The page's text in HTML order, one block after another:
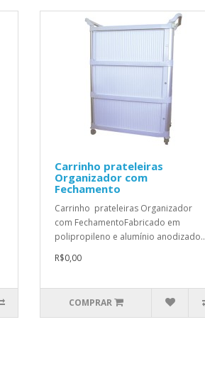
Carrinho prateleiras
Organizador com
Fechamento
Carrinho prateleiras Organizador
com FechamentoFabricado em
polipropileno e alumínio anodizado..
R$0,00
COMPRAR